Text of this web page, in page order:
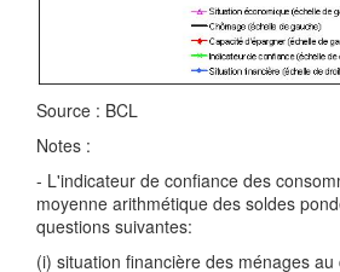
Source : BCL
Notes :
- L'indicateur de confiance des
moyenne arithmétique des soldes
questions suivantes:
(i) situation financière des ménages au